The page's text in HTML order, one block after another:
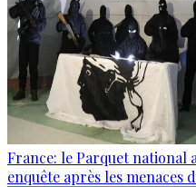
France: le Parquet
enquête après les menaces